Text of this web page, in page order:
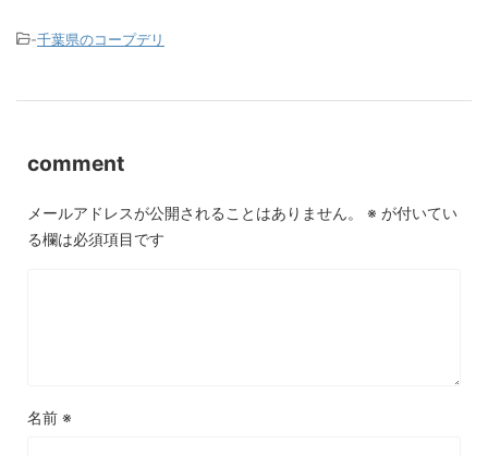
-千葉県のコープデリ
comment
メールアドレスが公開されることはありません。 ※ が付いてい
る欄は必須項目です
名前 ※